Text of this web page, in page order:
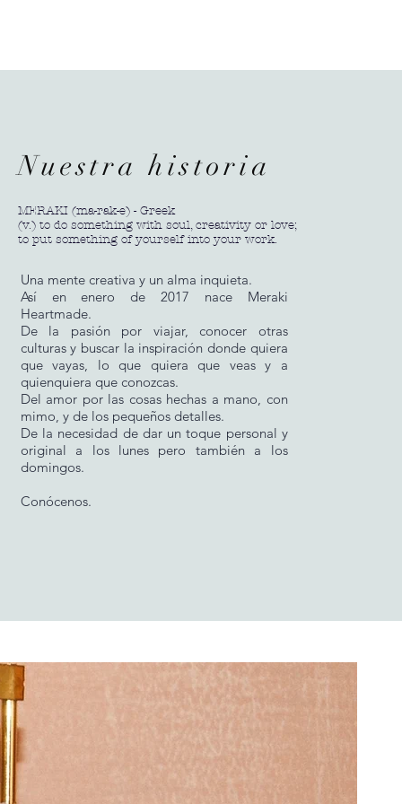
Nuestra historia
MERAKI (ma-rak-e) - Greek
(v.) to do something with soul, creativity or love;
to put something of yourself into your work.
Una mente creativa y un alma inquieta.
Así en enero de 2017 nace Meraki
Heartmade.
De la pasión por viajar, conocer otras
culturas y buscar la inspiración donde quiera
que vayas, lo que quiera que veas y a
quienquiera que conozcas.
Del amor por las cosas hechas a mano, con
mimo, y de los pequeños detalles.
De la necesidad de dar un toque personal y
original a los lunes pero también a los
domingos.
Conócenos.